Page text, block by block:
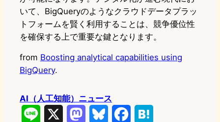
いて、BigQueryのようなクラウドデータプラッ
トフォームを賢く利用することは、競争優位性
を確保する上で重要な鍵となります。
from Boosting analytical capabilities using
BigQuery.
AI（人工知能）ニュース